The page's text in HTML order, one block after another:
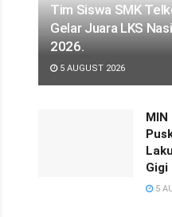
Tim Siswa SMK
Gelar Juara LKS
2026.
5 AUGUST 2026
Gigi
5